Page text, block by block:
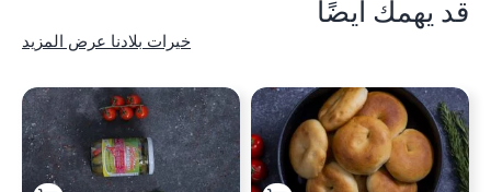
قد يهمك أيضًا
خيرات بلادنا عرض المزيد